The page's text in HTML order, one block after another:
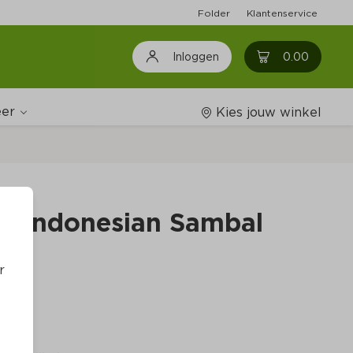
Folder Klantenservice
Inloggen 0.00 0
Kies jouw winkel
Indonesian Sambal